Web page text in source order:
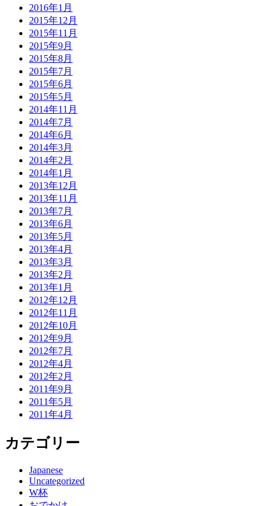
2016年1月
2015年12月
2015年11月
2015年9月
2015年8月
2015年7月
2015年6月
2015年5月
2014年11月
2014年7月
2014年6月
2014年3月
2014年2月
2014年1月
2013年12月
2013年11月
2013年7月
2013年6月
2013年5月
2013年4月
2013年3月
2013年2月
2013年1月
2012年12月
2012年11月
2012年10月
2012年9月
2012年7月
2012年4月
2012年2月
2011年9月
2011年5月
2011年4月
カテゴリー
Japanese
Uncategorized
W杯